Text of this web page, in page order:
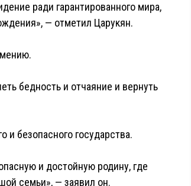
ради гарантированного мира,
— отметил Царукян.
бедность и отчаяние и вернуть
и безопасного государства.
и достойную родину, где
семьи», — заявил он.